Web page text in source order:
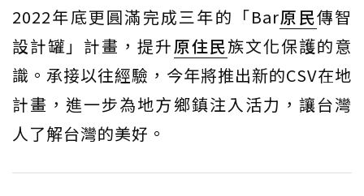
2022年底更圓滿完成三年的「Bar原民傳智
設計罐」計畫，提升原住民族文化保護的意
識。承接以往經驗，今年將推出新的CSV在地
計畫，進一步為地方鄉鎮注入活力，讓台灣
人了解台灣的美好。